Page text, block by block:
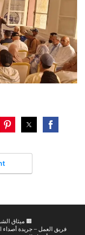
🟫 ميثاق
فريق العمل – جريدة أصداء